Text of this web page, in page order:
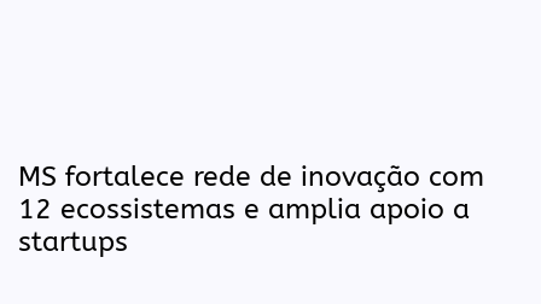
MS fortalece rede de inovação com
12 ecossistemas e amplia apoio a
startups